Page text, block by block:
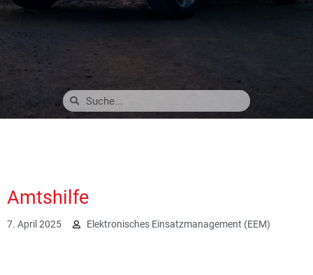
Amtshilfe
7. April 2025 Elektronisches Einsatzmanagement (EEM)